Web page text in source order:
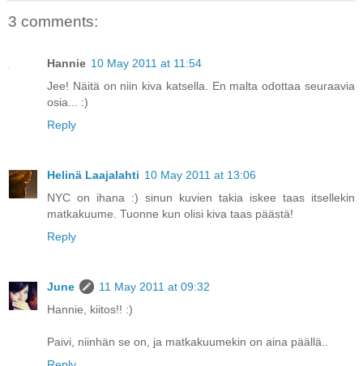
3 comments:
Hannie 10 May 2011 at 11:54
Jee! Näitä on niin kiva katsella. En malta odottaa seuraavia
osia... :)
Reply
Helinä Laajalahti 10 May 2011 at 13:06
NYC on ihana :) sinun kuvien takia iskee taas itsellekin
matkakuume. Tuonne kun olisi kiva taas päästä!
Reply
June
11 May 2011 at 09:32
Hannie, kiitos!! :)
Paivi, niinhän se on, ja matkakuumekin on aina päällä..